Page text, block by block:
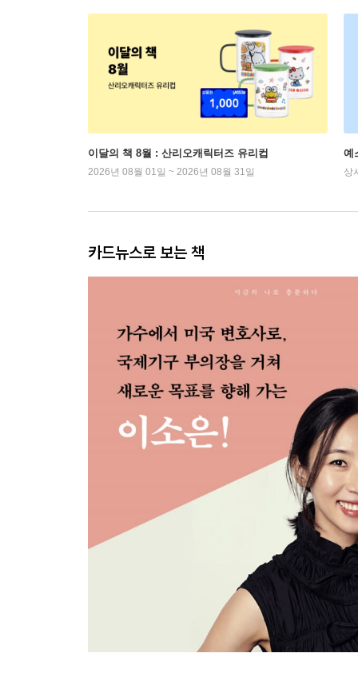
이달의 책 8월 : 산리오캐릭터즈 유리컵
2026년 08월 01일 ~ 2026년 08월 31일
예
상
카드뉴스로 보는 책